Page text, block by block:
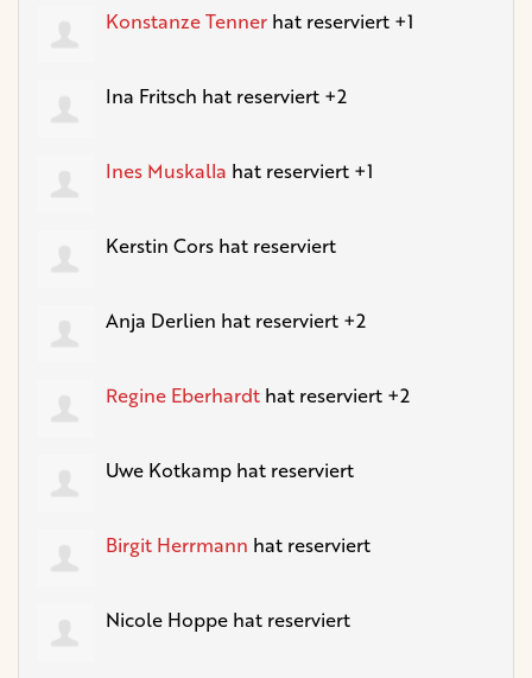
Konstanze Tenner hat reserviert +1
Ina Fritsch hat reserviert +2
Ines Muskalla hat reserviert +1
Kerstin Cors hat reserviert
Anja Derlien hat reserviert +2
Regine Eberhardt hat reserviert +2
Uwe Kotkamp hat reserviert
Birgit Herrmann hat reserviert
Nicole Hoppe hat reserviert